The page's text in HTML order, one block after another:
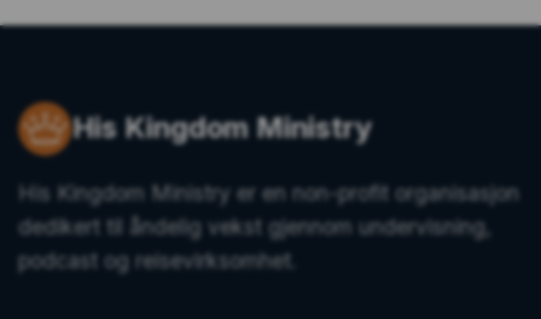
His Kingdom Ministry
His Kingdom Ministry er en non-profit organisasjon
dedikert til åndelig vekst gjennom undervisning,
podcast og reisevirksomhet.